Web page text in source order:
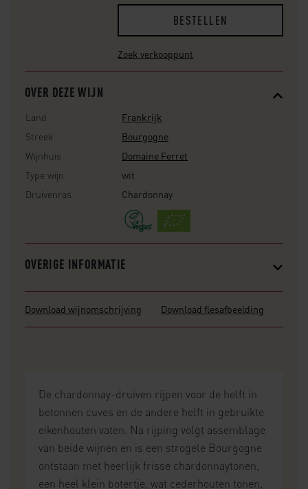
BESTELLEN
Zoek verkooppunt
OVER DEZE WIJN
Land
Frankrijk
Streek
Bourgogne
Wijnhuis
Domaine Ferret
Type wijn
wit
Druivenras
Chardonnay
OVERIGE INFORMATIE
Download wijnomschrijving Download flesafbeelding
De chardonnay-druiven rijpen voor de helft in
betonnen cuves en de andere helft in gebruikte
eikenhouten vaten. Na rijping volgt assemblage
van beide wijnen en is een strogele Bourgogne
ontstaan met heerlijk frisse chardonnaytonen,
een heel klein botertje, wat cederhouten tonen,